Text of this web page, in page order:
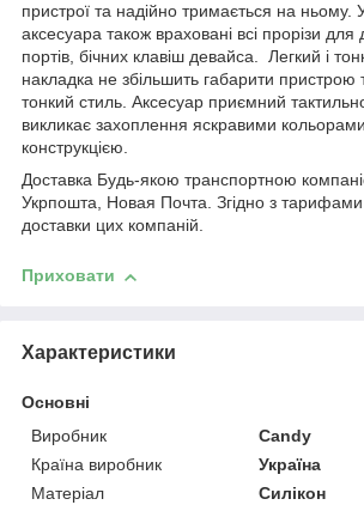
пристрої та надійно тримається на ньому. У
аксесуара також враховані всі прорізи для
портів, бічних клавіш девайса. Легкий і
накладка не збільшить габарити пристрою
тонкий стиль. Аксесуар приємний
викликає захоплення яскравими
конструкцією.
Доставка Будь-якою транспортною
Укрпошта, Новая Почта. Згідно з
доставки цих компаній.
Приховати
Характеристики
Основні
Виробник
Candy
Країна виробник
Україна
Матеріал
Силікон